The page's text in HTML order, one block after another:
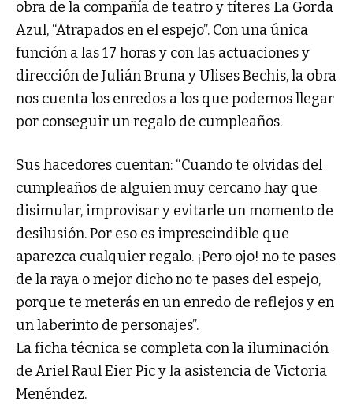
obra de la compañía de teatro y títeres La Gorda
Azul, “Atrapados en el espejo”. Con una única
función a las 17 horas y con las actuaciones y
dirección de Julián Bruna y Ulises Bechis, la obra
nos cuenta los enredos a los que podemos llegar
por conseguir un regalo de cumpleaños.
Sus hacedores cuentan: “Cuando te olvidas del
cumpleaños de alguien muy cercano hay que
disimular, improvisar y evitarle un momento de
desilusión. Por eso es imprescindible que
aparezca cualquier regalo. ¡Pero ojo! no te pases
de la raya o mejor dicho no te pases del espejo,
porque te meterás en un enredo de reflejos y en
un laberinto de personajes”.
La ficha técnica se completa con la iluminación
de Ariel Raul Eier Pic y la asistencia de Victoria
Menéndez.